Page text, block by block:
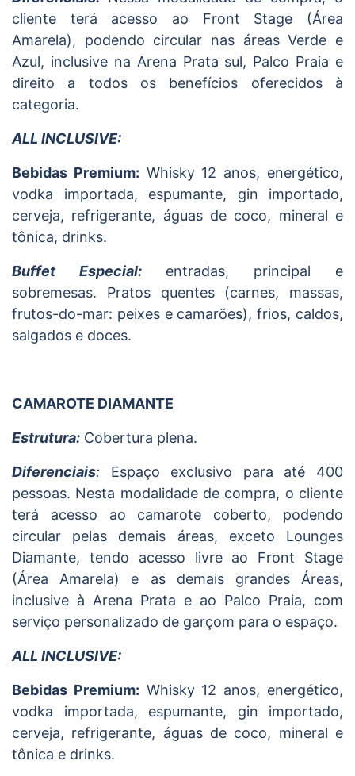
cliente terá acesso ao Front Stage (Área
Amarela), podendo circular nas áreas Verde e
Azul, inclusive na Arena Prata sul, Palco Praia e
direito a todos os benefícios oferecidos à
categoria.
ALL INCLUSIVE:
Bebidas Premium: Whisky 12 anos, energético,
vodka importada, espumante, gin importado,
cerveja, refrigerante, águas de coco, mineral e
tônica, drinks.
Buffet Especial: entradas, principal e
sobremesas. Pratos quentes (carnes, massas,
frutos-do-mar: peixes e camarões), frios, caldos,
salgados e doces.
CAMAROTE DIAMANTE
Estrutura: Cobertura plena.
Diferenciais: Espaço exclusivo para até 400
pessoas. Nesta modalidade de compra, o cliente
terá acesso ao camarote coberto, podendo
circular pelas demais áreas, exceto Lounges
Diamante, tendo acesso livre ao Front Stage
(Área Amarela) e as demais grandes Áreas,
inclusive à Arena Prata e ao Palco Praia, com
serviço personalizado de garçom para o espaço.
ALL INCLUSIVE:
Bebidas Premium: Whisky 12 anos, energético,
vodka importada, espumante, gin importado,
cerveja, refrigerante, águas de coco, mineral e
tônica e drinks.